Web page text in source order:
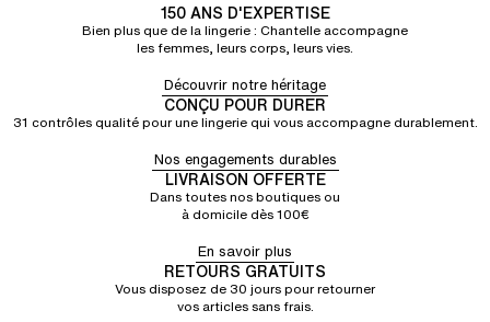
150 ANS D'EXPERTISE
Bien plus que de la lingerie : Chantelle accompagne
les femmes, leurs corps, leurs vies.
Découvrir notre héritage
CONÇU POUR DURER
31 contrôles qualité pour une lingerie qui vous accompagne durablement.
Nos engagements durables
LIVRAISON OFFERTE
Dans toutes nos boutiques ou
à domicile dès 100€
En savoir plus
RETOURS GRATUITS
Vous disposez de 30 jours pour retourner
vos articles sans frais.